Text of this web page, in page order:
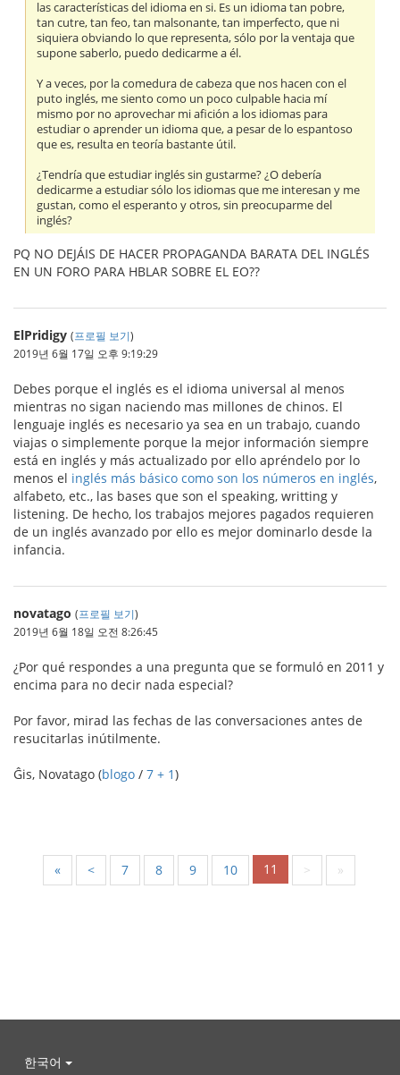
las características del idioma en si. Es un idioma tan pobre,
tan cutre, tan feo, tan malsonante, tan imperfecto, que ni
siquiera obviando lo que representa, sólo por la ventaja que
supone saberlo, puedo dedicarme a él.
Y a veces, por la comedura de cabeza que nos hacen con el
puto inglés, me siento como un poco culpable hacia mí
mismo por no aprovechar mi afición a los idiomas para
estudiar o aprender un idioma que, a pesar de lo espantoso
que es, resulta en teoría bastante útil.
¿Tendría que estudiar inglés sin gustarme? ¿O debería
dedicarme a estudiar sólo los idiomas que me interesan y me
gustan, como el esperanto y otros, sin preocuparme del
inglés?
PQ NO DEJÁIS DE HACER PROPAGANDA BARATA DEL INGLÉS
EN UN FORO PARA HBLAR SOBRE EL EO??
ElPridigy (프로필 보기)
2019년 6월 17일 오후 9:19:29
Debes porque el inglés es el idioma universal al menos
mientras no sigan naciendo mas millones de chinos. El
lenguaje inglés es necesario ya sea en un trabajo, cuando
viajas o simplemente porque la mejor información siempre
está en inglés y más actualizado por ello apréndelo por lo
menos el inglés más básico como son los números en inglés,
alfabeto, etc., las bases que son el speaking, writting y
listening. De hecho, los trabajos mejores pagados requieren
de un inglés avanzado por ello es mejor dominarlo desde la
infancia.
novatago (프로필 보기)
2019년 6월 18일 오전 8:26:45
¿Por qué respondes a una pregunta que se formuló en 2011 y
encima para no decir nada especial?
Por favor, mirad las fechas de las conversaciones antes de
resucitarlas inútilmente.
Ĝis, Novatago (blogo / 7 + 1)
« < 7 8 9 10 11 > »
한국어